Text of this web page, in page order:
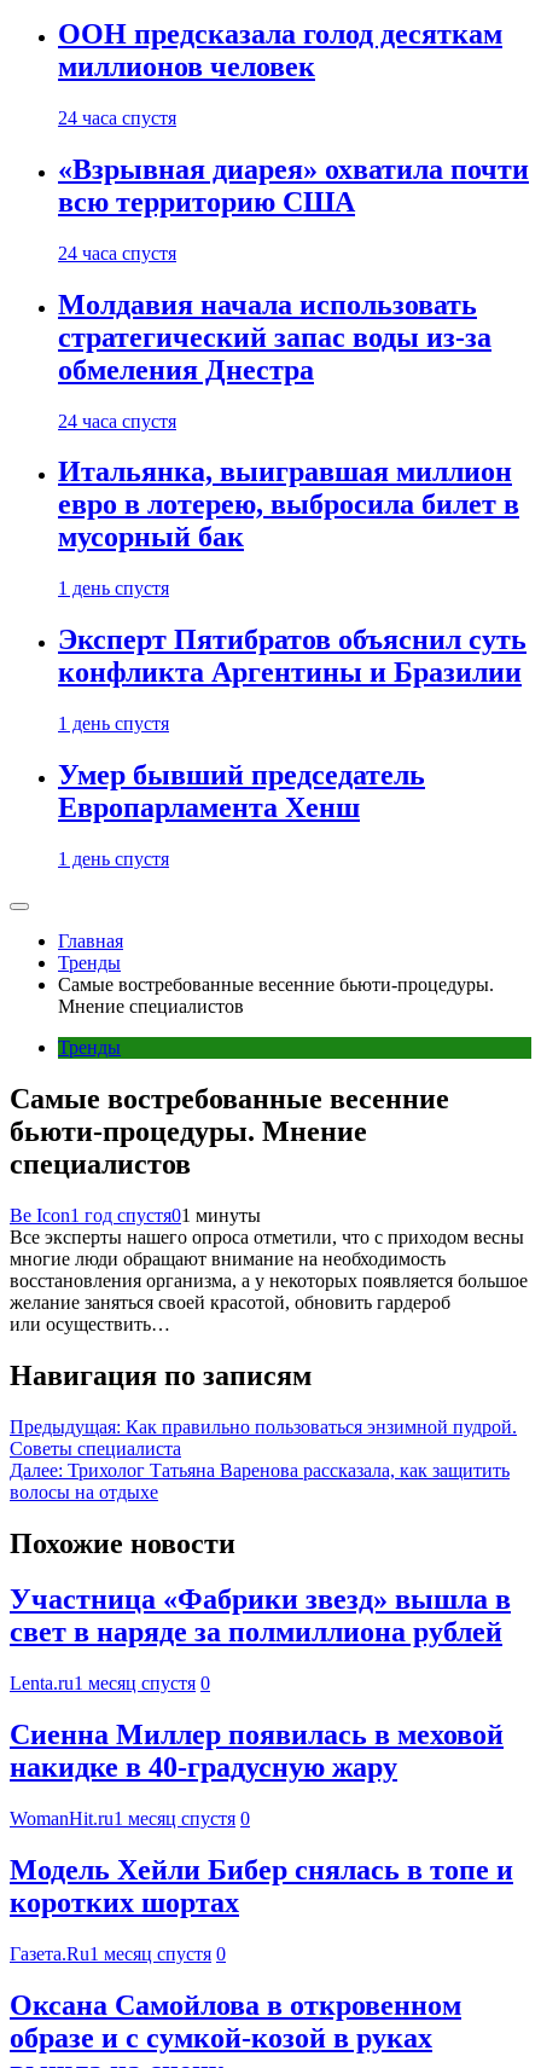
ООН предсказала голод десяткам
миллионов человек
24 часа спустя
«Взрывная диарея» охватила почти
всю территорию США
24 часа спустя
Молдавия начала использовать
стратегический запас воды из-за
обмеления Днестра
24 часа спустя
Итальянка, выигравшая миллион
евро в лотерею, выбросила билет в
мусорный бак
1 день спустя
Эксперт Пятибратов объяснил суть
конфликта Аргентины и Бразилии
1 день спустя
Умер бывший председатель
Европарламента Хенш
1 день спустя
Главная
Тренды
Самые востребованные весенние бьюти-процедуры.
Мнение специалистов
Тренды
Самые востребованные весенние
бьюти-процедуры. Мнение
специалистов
Be Icon1 год спустя01 минуты
Все эксперты нашего опроса отметили, что с приходом весны
многие люди обращают внимание на необходимость
восстановления организма, а у некоторых появляется большое
желание заняться своей красотой, обновить гардероб
или осуществить…
Навигация по записям
Предыдущая: Как правильно пользоваться энзимной пудрой.
Советы специалиста
Далее: Трихолог Татьяна Варенова рассказала, как защитить
волосы на отдыхе
Похожие новости
Участница «Фабрики звезд» вышла в
свет в наряде за полмиллиона рублей
Lenta.ru1 месяц спустя 0
Сиенна Миллер появилась в меховой
накидке в 40-градусную жару
WomanHit.ru1 месяц спустя 0
Модель Хейли Бибер снялась в топе и
коротких шортах
Газета.Ru1 месяц спустя 0
Оксана Самойлова в откровенном
образе и с сумкой-козой в руках